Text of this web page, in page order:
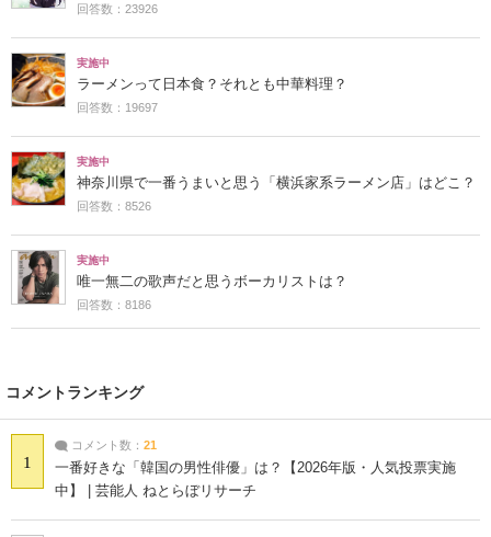
回答数：23926
実施中
ラーメンって日本食？それとも中華料理？
回答数：19697
実施中
神奈川県で一番うまいと思う「横浜家系ラーメン店」はどこ？
回答数：8526
実施中
唯一無二の歌声だと思うボーカリストは？
回答数：8186
コメントランキング
1
コメント数： 21
一番好きな「韓国の男性俳優」は？【2026年版・人気投票実施
中】 | 芸能人 ねとらぼリサーチ